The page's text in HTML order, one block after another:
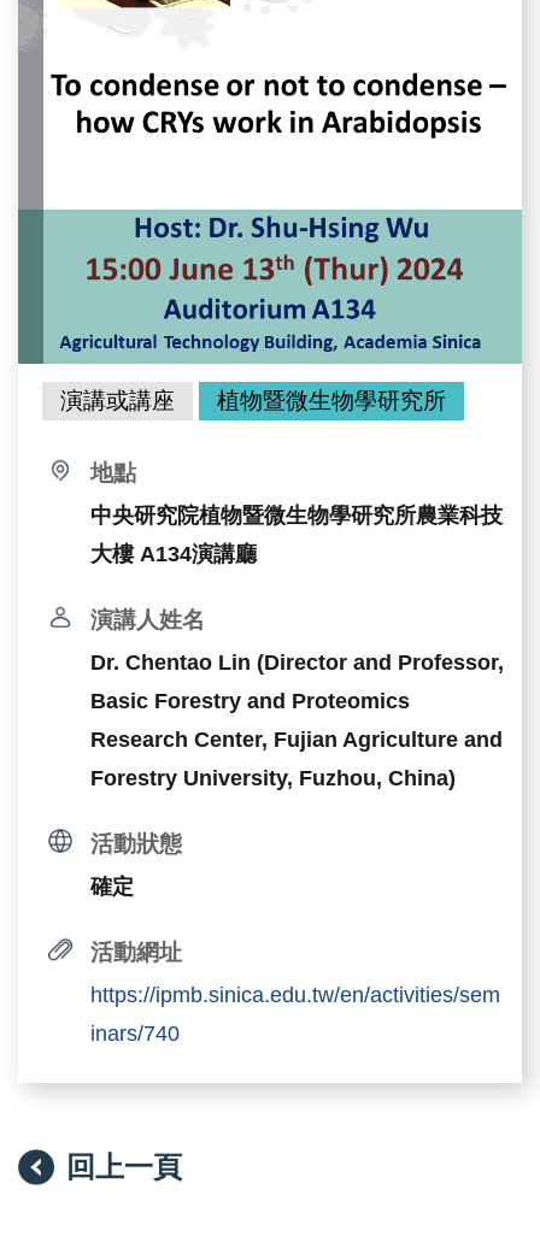
演講或講座 植物暨微生物學研究所
地點
中央研究院植物暨微生物學研究所農業科技
大樓 A134演講廳
演講人姓名
Dr. Chentao Lin (Director and Professor,
Basic Forestry and Proteomics
Research Center, Fujian Agriculture and
Forestry University, Fuzhou, China)
活動狀態
確定
活動網址
https://ipmb.sinica.edu.tw/en/activities/sem
inars/740
回上一頁